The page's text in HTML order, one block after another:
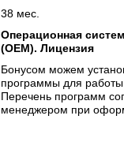
38 мес.
Операционная
(OEM). Лицензия
Бонусом можем
программы для
Перечень программ
менеджером при